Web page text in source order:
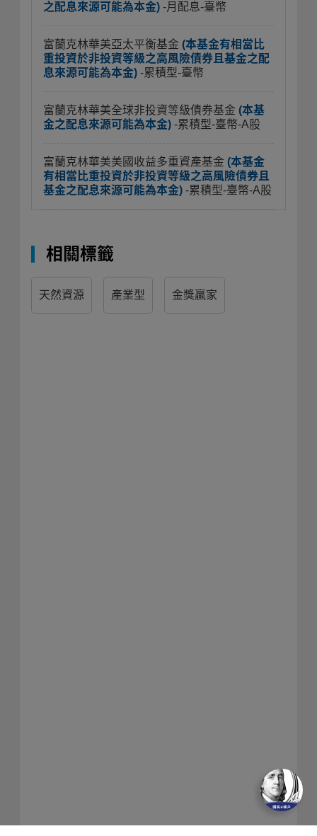
之配息來源可能為本金) -月配息-臺幣
富蘭克林華美亞太平衡基金 (本基金有相當比
重投資於非投資等級之高風險債券且基金之配
息來源可能為本金) -累積型-臺幣
富蘭克林華美全球非投資等級債券基金 (本基
金之配息來源可能為本金) -累積型-臺幣-A股
富蘭克林華美美國收益多重資產基金 (本基金
有相當比重投資於非投資等級之高風險債券且
基金之配息來源可能為本金) -累積型-臺幣-A股
相關標籤
天然資源 產業型 金獎贏家